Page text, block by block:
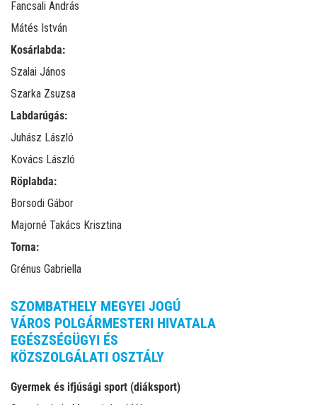
Fancsali András
Mátés István
Kosárlabda:
Szalai János
Szarka Zsuzsa
Labdarúgás:
Juhász László
Kovács László
Röplabda:
Borsodi Gábor
Majorné Takács Krisztina
Torna:
Grénus Gabriella
SZOMBATHELY MEGYEI JOGÚ
VÁROS POLGÁRMESTERI HIVATALA
EGÉSZSÉGÜGYI ÉS
KÖZSZOLGÁLATI OSZTÁLY
Gyermek és ifjúsági sport (diáksport)